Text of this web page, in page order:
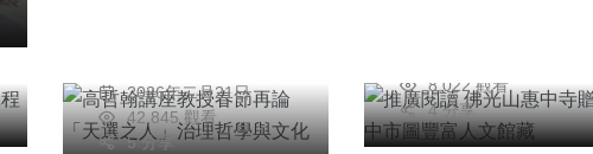
2026年二月21日
42,845 觀看
5 分享
8,022 觀看
4 分享